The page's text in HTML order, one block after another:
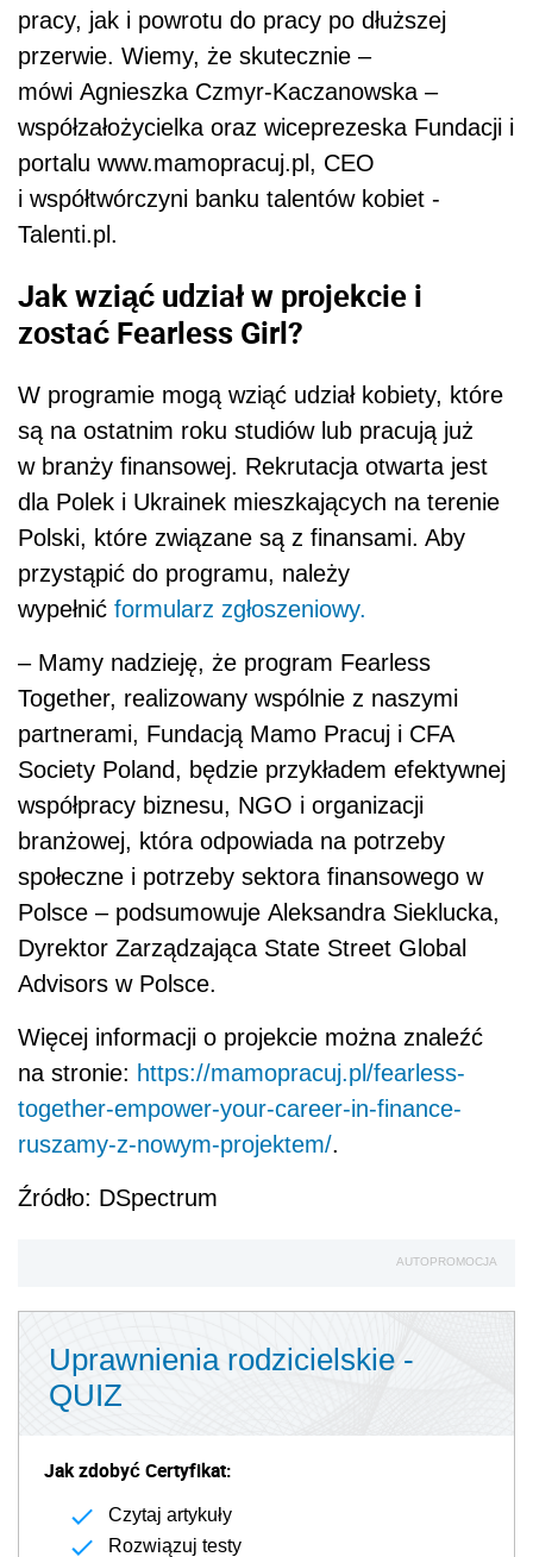
pracy, jak i powrotu do pracy po dłuższej
przerwie. Wiemy, że skutecznie –
mówi Agnieszka Czmyr-Kaczanowska –
współzałożycielka oraz wiceprezeska Fundacji i
portalu www.mamopracuj.pl, CEO
i współtwórczyni banku talentów kobiet -
Talenti.pl.
Jak wziąć udział w projekcie i
zostać Fearless Girl?
W programie mogą wziąć udział kobiety, które
są na ostatnim roku studiów lub pracują już
w branży finansowej. Rekrutacja otwarta jest
dla Polek i Ukrainek mieszkających na terenie
Polski, które związane są z finansami. Aby
przystąpić do programu, należy
wypełnić formularz zgłoszeniowy.
– Mamy nadzieję, że program Fearless
Together, realizowany wspólnie z naszymi
partnerami, Fundacją Mamo Pracuj i CFA
Society Poland, będzie przykładem efektywnej
współpracy biznesu, NGO i organizacji
branżowej, która odpowiada na potrzeby
społeczne i potrzeby sektora finansowego w
Polsce – podsumowuje Aleksandra Sieklucka,
Dyrektor Zarządzająca State Street Global
Advisors w Polsce.
Więcej informacji o projekcie można znaleźć
na stronie: https://mamopracuj.pl/fearless-
together-empower-your-career-in-finance-
ruszamy-z-nowym-projektem/.
Źródło: DSpectrum
AUTOPROMOCJA
Uprawnienia rodzicielskie -
QUIZ
Jak zdobyć Certyfikat:
Czytaj artykuły
Rozwiązuj testy